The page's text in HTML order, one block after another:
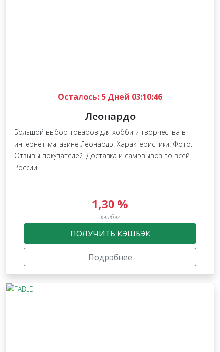
Осталось: 5 Дней 03:10:46
Леонардо
Большой выбор товаров для хобби и творчества в
интернет-магазине Леонардо. Характеристики. Фото.
Отзывы покупателей. Доставка и самовывоз по всей
России!
1,30 %
кэшбэк
ПОЛУЧИТЬ КЭШБЭК
Подробнее